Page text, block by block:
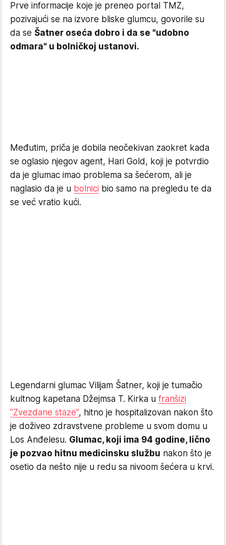
Prve informacije koje je preneo portal TMZ,
pozivajući se na izvore bliske glumcu, govorile su
da se Šatner oseća dobro i da se "udobno
odmara" u bolničkoj ustanovi.
Međutim, priča je dobila neočekivan zaokret kada
se oglasio njegov agent, Hari Gold, koji je potvrdio
da je glumac imao problema sa šećerom, ali je
naglasio da je u bolnici bio samo na pregledu te da
se već vratio kući.
Legendarni glumac Vilijam Šatner, koji je tumačio
kultnog kapetana Džejmsa T. Kirka u franšizi
"Zvezdane staze", hitno je hospitalizovan nakon što
je doživeo zdravstvene probleme u svom domu u
Los Anđelesu. Glumac, koji ima 94 godine, lično
je pozvao hitnu medicinsku službu nakon što je
osetio da nešto nije u redu sa nivoom šećera u krvi.